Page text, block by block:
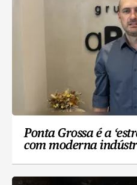
Ponta Grossa é a
com moderna